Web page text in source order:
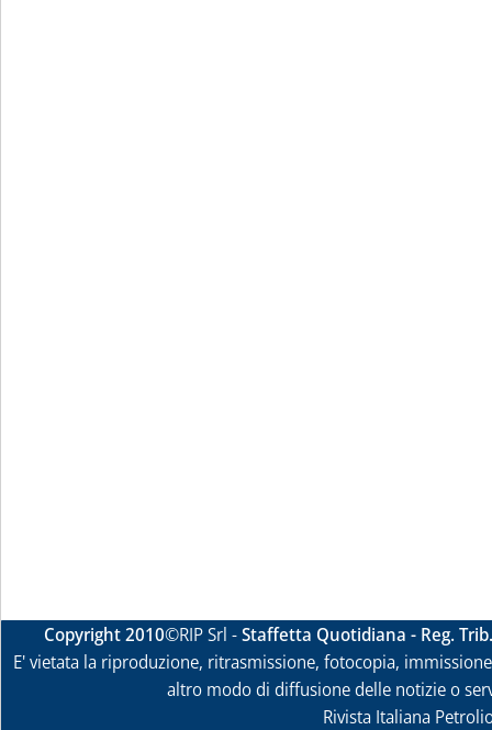
Copyright 2010©RIP Srl -Staffetta Quotidiana - Reg.
E' vietata la riproduzione, ritrasmissione, fotocopia,
altro modo di diffusione delle notizie o
Rivista Italiana